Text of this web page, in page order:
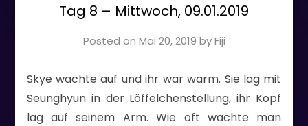
Tag 8 – Mittwoch, 09.01.2019
Posted on Mai 20, 2019 byFiji
Skye wachte auf und ihr war warm. Sie lag mit
Seunghyun in der Löffelchenstellung, ihr Kopf
lag auf seinem Arm. Wie oft wachte man